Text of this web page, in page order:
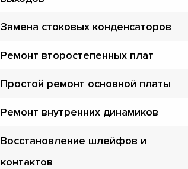
Замена стоковых конденсаторов
Ремонт второстепенных плат
Простой ремонт основной платы
Ремонт внутренних динамиков
Восстановление шлейфов и
контактов